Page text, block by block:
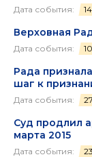
Дата события:
Верховная
Дата события:
Рада
шаг к
Дата события:
Суд продлил
марта 2015
Дата события: